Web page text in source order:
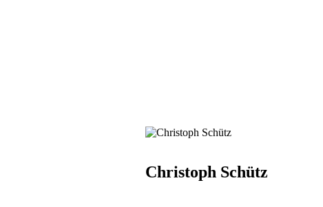
Christoph Schütz